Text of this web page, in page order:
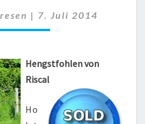
RISCAL
| 7. Juli 2014
Hengstfohlen von
Riscal
Ho